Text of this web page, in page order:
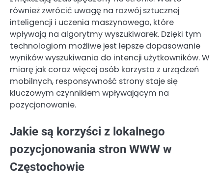
również zwrócić uwagę na rozwój sztucznej
inteligencji i uczenia maszynowego, które
wpływają na algorytmy wyszukiwarek. Dzięki tym
technologiom możliwe jest lepsze dopasowanie
wyników wyszukiwania do intencji użytkowników. W
miarę jak coraz więcej osób korzysta z urządzeń
mobilnych, responsywność strony staje się
kluczowym czynnikiem wpływającym na
pozycjonowanie.
Jakie są korzyści z lokalnego
pozycjonowania stron WWW w
Częstochowie